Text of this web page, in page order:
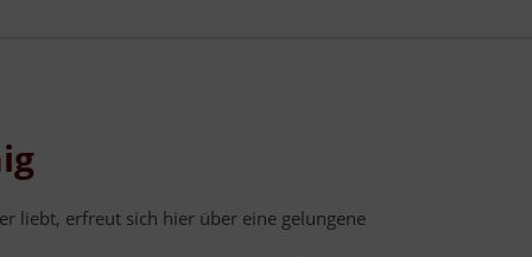
liebt, erfreut sich hier über eine gelungene